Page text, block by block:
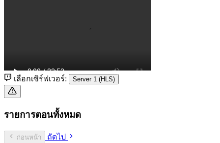
เลือกเซิร์ฟเวอร์: Server 1 (HLS)
รายการตอนทั้งหมด
ก่อนหน้า
ถัดไป